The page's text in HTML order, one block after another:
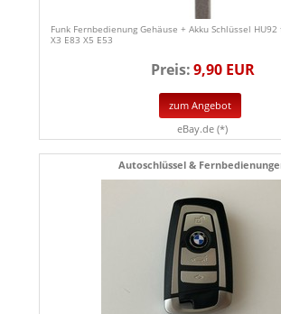
Funk Fernbedienung Gehäuse + Akku Schlüssel
X3 E83 X5 E53
Preis:9,90 EUR
zum Angebot
eBay.de (*)
Autoschlüssel &